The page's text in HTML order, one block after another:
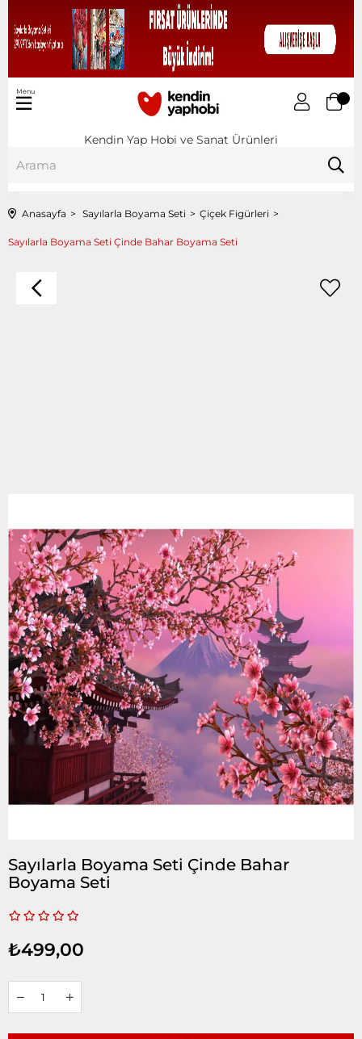
Kendin Yap Hobi ve Sanat Ürünleri
Menu
Anasayfa Sayılarla Boyama Seti Çiçek Figürleri
Sayılarla Boyama Seti Çinde Bahar Boyama Seti
Sayılarla Boyama Seti Çinde Bahar
Boyama Seti
₺499,00